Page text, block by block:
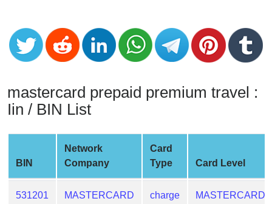
Card
Validator
Generator
Random
Credit
Generator
Generate
Credit
mastercard prepaid premium travel :
Iin / BIN List
BIN
Network
Company
Card
Type
Card Level
531201 MASTERCARD charge
MASTERCARD